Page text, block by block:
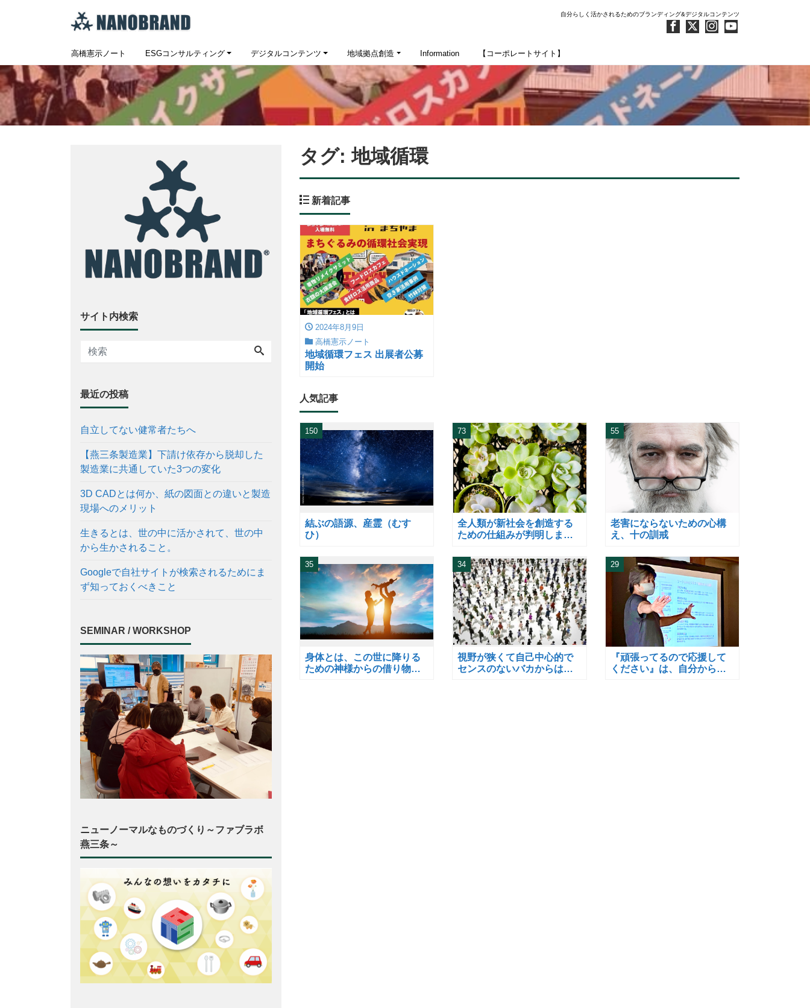
自分らしく活かされるためのブランディング&デジタルコンテンツ
高橋憲示ノート ESGコンサルティング デジタルコンテンツ 地域拠点創造 Information 【コーポレートサイト】
タグ:地域循環
新着記事
2024年8月9日
高橋憲示ノート
地域循環フェス 出展者公募
開始
人気記事
結ぶの語源、産霊（むす
ひ）
150
全人類が新社会を創造する
ための仕組みが判明しまし
73
老害にならないための心構
え、十の訓戒
55
身体とは、この世に降りる
ための神様からの借り物で
35
視野が狭くて自己中心的で
センスのないバカからは、
34
『頑張ってるので応援して
ください』は、自分から言
29
サイト内検索
最近の投稿
自立してない健常者たちへ
【燕三条製造業】下請け依存から脱却した
製造業に共通していた3つの変化
3D CADとは何か、紙の図面との違いと製造
現場へのメリット
生きるとは、世の中に活かされて、世の中
から生かされること。
Googleで自社サイトが検索されるためにま
ず知っておくべきこと
SEMINAR / WORKSHOP
ニューノーマルなものづくり～ファブラボ
燕三条～